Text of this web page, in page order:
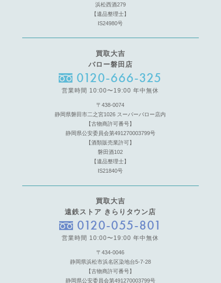
浜松西酒279
【遺品整理士】
IS24980号
買取大吉
バロー磐田店
0120-666-325
営業時間 10:00〜19:00 年中無休
〒438-0074
静岡県磐田市二之宮1026 スーパーバロー店内
【古物商許可番号】
静岡県公安委員会第491270003799号
【酒類販売業許可】
磐田酒102
【遺品整理士】
IS21840号
買取大吉
遠鉄ストア きらりタウン店
0120-055-801
営業時間 10:00〜19:00 年中無休
〒434-0046
静岡県浜松市浜名区染地台5-7-28
【古物商許可番号】
静岡県公安委員会第491270003799号